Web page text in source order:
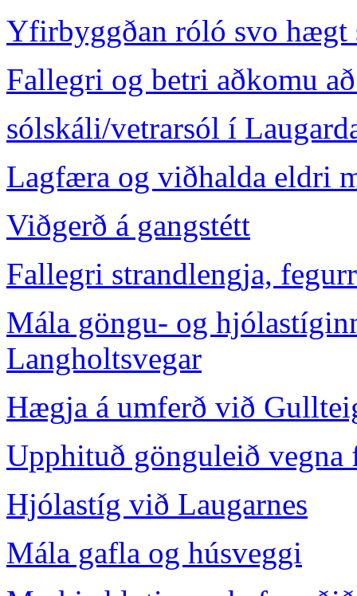
Yfirbyggðan róló svo hægt
Fallegri og betri aðkomu
sólskáli/vetrarsól í
Lagfæra og viðhalda eldri
Viðgerð á gangstétt
Fallegri strandlengja,
Mála göngu- og
Langholtsvegar
Hægja á umferð við
Upphituð gönguleið vegna
Hjólastíg við Laugarnes
Mála gafla og húsveggi